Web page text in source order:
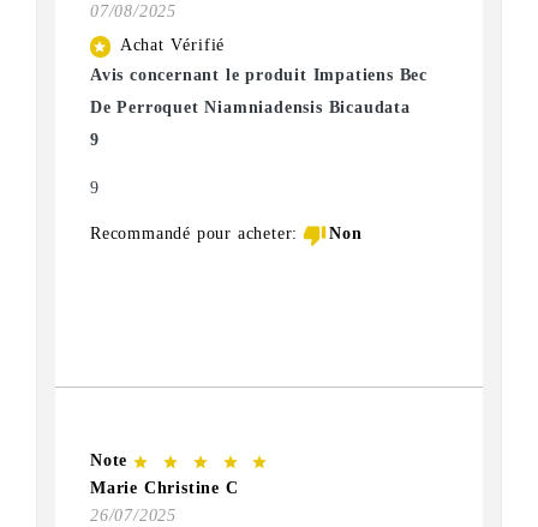
07/08/2025
star
Achat Vérifié
Avis concernant le produit Impatiens Bec
De Perroquet Niamniadensis Bicaudata
9
9
Recommandé pour acheter: thumb_downNon
Note star star star star star
Marie Christine C
26/07/2025